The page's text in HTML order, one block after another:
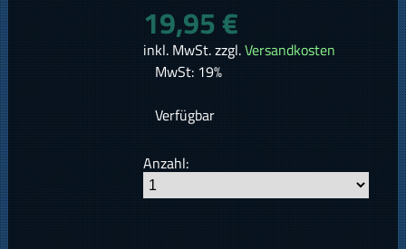
19,95 €
inkl. MwSt. zzgl.Versandkosten
MwSt: 19%
Verfügbar
Anzahl: